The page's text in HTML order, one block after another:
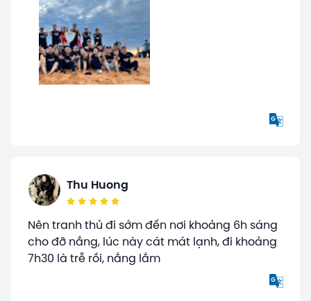
Thu Huong
Nên tranh thủ đi sớm đến nơi khoảng 6h sáng
cho đỡ nắng, lúc này cát mát lạnh, đi khoảng
7h30 là trễ rồi, nắng lắm